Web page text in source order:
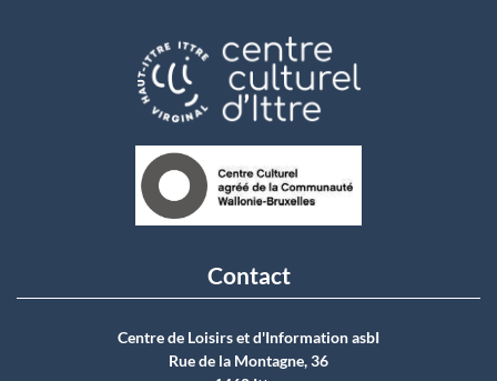
Contact
Centre de Loisirs et d'Information asbI
Rue de la Montagne, 36